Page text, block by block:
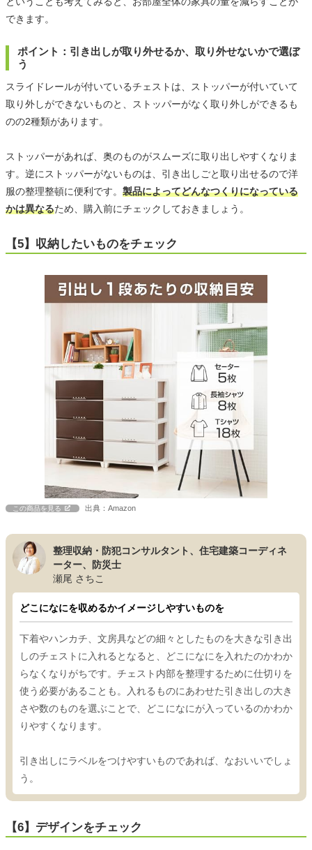
できます。
ポイント：引き出しが取り外せるか、取り外せないかで選ぼ
う
スライドレールが付いているチェストは、ストッパーが付いていて
取り外しができないものと、ストッパーがなく取り外しができるも
のの2種類があります。
ストッパーがあれば、奥のものがスムーズに取り出しやすくなりま
す。逆にストッパーがないものは、引き出しごと取り出せるので洋
服の整理整頓に便利です。 製品によってどんなつくりになっている
かは異なるため、購入前にチェックしておきましょう。
【5】収納したいものをチェック
この商品を見る 出典：Amazon
整理収納・防犯コンサルタント、住宅建築コーディネ
ーター、防災士
瀬尾 さちこ
どこになにを収めるかイメージしやすいものを
下着やハンカチ、文房具などの細々としたものを大きな引き出
しのチェストに入れるとなると、どこになにを入れたのかわか
らなくなりがちです。チェスト内部を整理するために仕切りを
使う必要があることも。入れるものにあわせた引き出しの大き
さや数のものを選ぶことで、どこになにが入っているのかわか
りやすくなります。
引き出しにラベルをつけやすいものであれば、なおいいでしょ
う。
【6】デザインをチェック